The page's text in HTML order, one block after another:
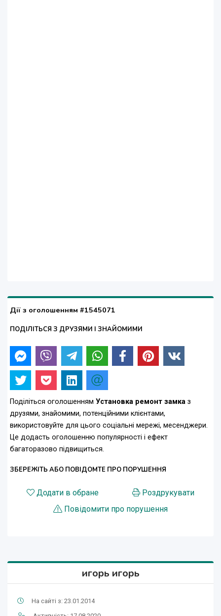
Дії з оголошенням #1545071
ПОДІЛІТЬСЯ З ДРУЗЯМИ І ЗНАЙОМИМИ
Поділіться оголошенням Установка ремонт замка з
друзями, знайомими, потенційними клієнтами,
використовуйте для цього соціальні мережі, месенджери.
Це додасть оголошенню популярності і ефект
багаторазово підвищиться.
ЗБЕРЕЖІТЬ АБО ПОВІДОМТЕ ПРО ПОРУШЕННЯ
Додати в обране
Роздрукувати
Повідомити про порушення
игорь игорь
На сайті з: 23.01.2014